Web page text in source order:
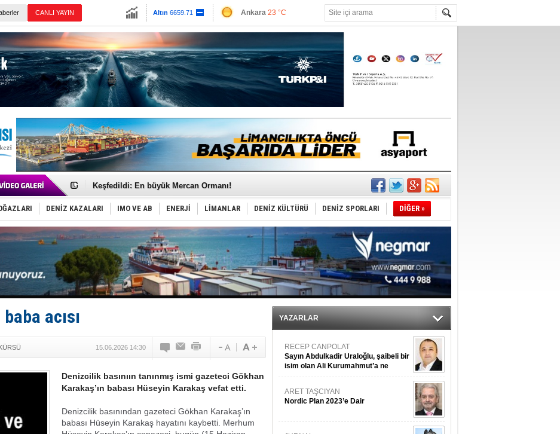
CANLI YAYIN
Altın 6659.71
Euro55.1258
Ankara 23 °C
Antalya29 °C
Muğla 24 °C
Çanakkale 26 °C
Hürmüz’de bekleyen gemiler biyolojik bombaya dönüşüyor
Rusya'nın gizli filosu büyüyor!
D-Marin, Avrupa'nın tekne fuarlarına çıkarma yapacak
Van’da inşa edilen teknelere yoğun talep var
ASEAN ilk P&I Sigorta Kulübünü kurmaya hazırlanıyor
TAYK - Eker Olympos Regatta'da ilk start!
İstanbul ve Çanakkale: 6 ayda 40.000 gemi
TEKNOFEST ‘Mavi Vatan’ ziyaretçi kayıtları başladı!
Tersane işçilerinin direnişi, kazanımla sonuçlandı
İngiliz aktivistler, gemide mahsur kaldı!
FESCO, Karadeniz'de yeni sevkiyat taleplerini durdurdu
DESE, BIMCO’ya katıldı
GİMBİRDER gemi inşa yan sanayinin sorunlarını tartıştı
DENİZ KAZALARI IMO VE AB ENERJİ LİMANLAR DENİZ KÜLTÜRÜ DENİZ SPORLARI DİĞER »
acısı
15.06.2026 14:30
Denizcilik basınıın tanınmış ismi gazeteci Gökhan
Karakaş’ın babası Hüseyin Karakaş vefat etti.
Denizcilik basınından gazeteci Gökhan Karakaş’ın
babası Hüseyin Karakaş hayatını kaybetti. Merhum
YAZARLAR
RECEP CANPOLAT
Sayın Abdulkadir Uraloğlu, şaibeli bir
isim olan Ali Kurumahmut’a ne
danışıyorsunuz?
ARET TAŞCIYAN
Nordic Plan 2023’e Dair